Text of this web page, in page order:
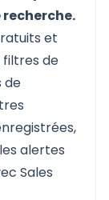
et
filtres de
de
alertes
Sales